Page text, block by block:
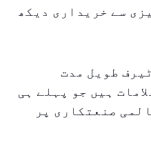
سے خریداری دیکھ
طویل مدت
ہیں جو پہلے ہی
صنعتکاری پر